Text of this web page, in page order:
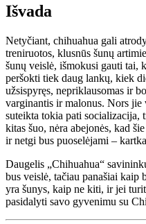
Išvada
Netyčiant, chihuahua gali
treniruotos, klusnūs šunų
šunų veislė, išmokusi gauti tai,
peršokti tiek daug lankų, kiek
užsispyręs, nepriklausomas ir
varginantis ir malonus. Nors jie
suteikta tokia pati socializacija,
kitas šuo, nėra abejonės, kad
ir netgi bus puoselėjami –
Daugelis „Chihuahua“
bus veislė, tačiau panašiai kaip
yra šunys, kaip ne kiti, ir jei
pasidalyti savo gyvenimu su